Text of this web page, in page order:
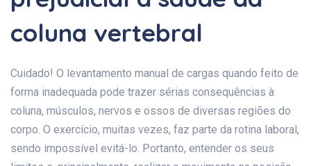
coluna vertebral
Cuidado! O levantamento manual de cargas quando feito de
forma inadequada pode trazer sérias consequências à
coluna, músculos, nervos e ossos de diversas regiões do
corpo. O exercício, muitas vezes, faz parte da rotina laboral,
sendo impossível evitá-lo. Portanto, entender os seus